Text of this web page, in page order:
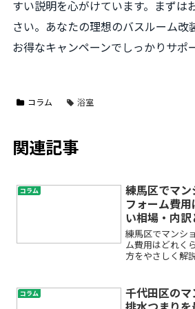
すい説明を心がけています。まずは
さい。あなたの理想のバスルーム改
お得なキャンペーンでしっかりサポ
コラム 浴室
関連記事
コラム
練馬区でマ
フォーム費
い相場・内
練馬区でマンシ
ム費用はどれく
方をやさしく解
ンをリフォー
くらかかるの
ンのキッチン改
フォーム業者の
コラム
千代田区の